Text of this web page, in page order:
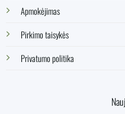
Apmokėjimas
Pirkimo taisykės
Privatumo politika